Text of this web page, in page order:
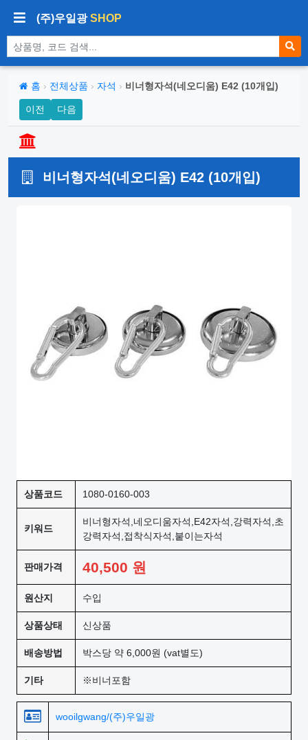
(주)우일광SHOP
상품 검색
홈 › 전체상품 › 자석 › 비너형자석(네오디움) E42 (10개입)
이전 다음
비너형자석(네오디움) E42 (10개입)
상품코드 1080-0160-003
키워드
비너형자석,네오디움자석,E42자석,강력자석,초
강력자석,접착식자석,붙이는자석
판매가격 40,500 원
원산지 수입
상품상태 신상품
배송방법 박스당 약 6,000원 (vat별도)
기타 ※비너포함
wooilgwang/(주)우일광